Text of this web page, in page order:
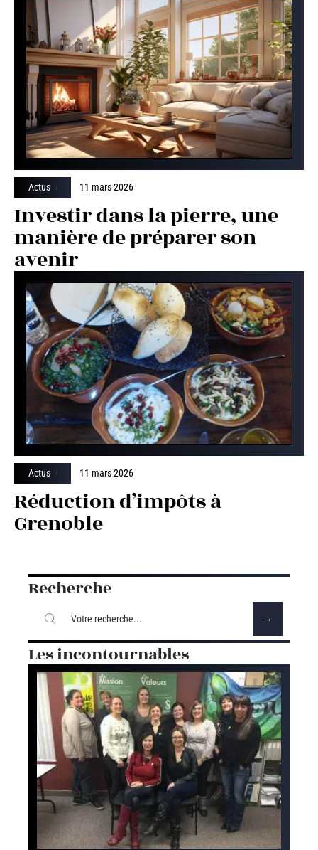
Actus 11 mars 2026
Investir dans la pierre, une
manière de préparer son
avenir
Actus 11 mars 2026
Réduction d’impôts à
Grenoble
Recherche
Les incontournables